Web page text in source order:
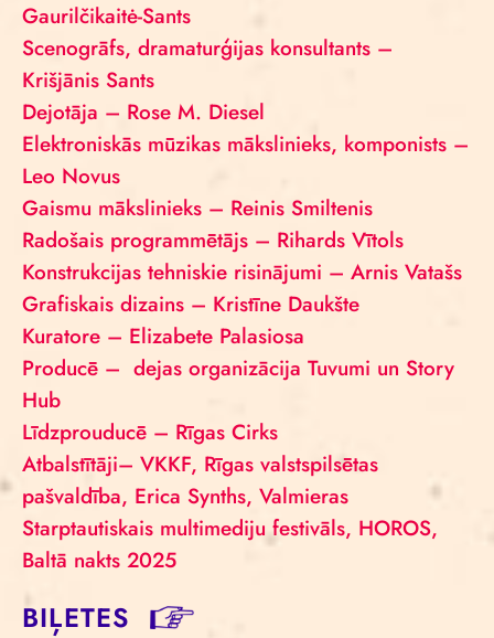
Gaurilčikaitė-Sants
Scenogrāfs, dramaturģijas konsultants –
Krišjānis Sants
Dejotāja – Rose M. Diesel
Elektroniskās mūzikas mākslinieks, komponists –
Leo Novus
Gaismu mākslinieks – Reinis Smiltenis
Radošais programmētājs – Rihards Vītols
Konstrukcijas tehniskie risinājumi – Arnis Vatašs
Grafiskais dizains – Kristīne Daukšte
Kuratore – Elizabete Palasiosa
Producē – dejas organizācija Tuvumi un Story
Hub
Līdzprouducē – Rīgas Cirks
Atbalstītāji– VKKF, Rīgas valstspilsētas
pašvaldība, Erica Synths, Valmieras
Starptautiskais multimediju festivāls, HOROS,
Baltā nakts 2025
BIĻETES